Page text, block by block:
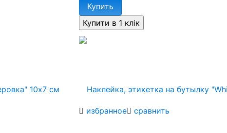
избранное сравнить
Купить